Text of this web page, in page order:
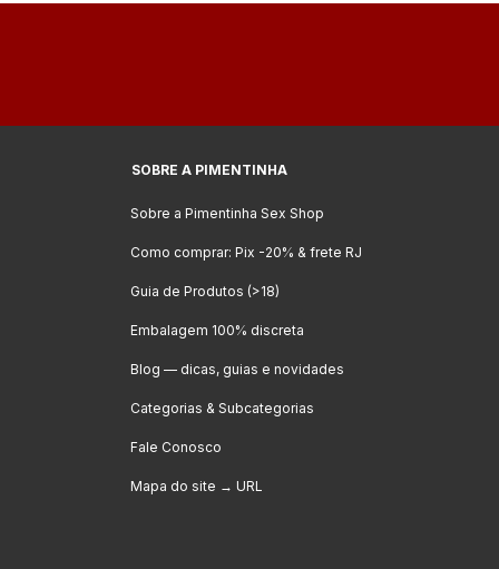
SOBRE A PIMENTINHA
Sobre a Pimentinha Sex Shop
Como comprar: Pix -20% & frete RJ
Guia de Produtos (>18)
Embalagem 100% discreta
Blog — dicas, guias e novidades
Categorias & Subcategorias
Fale Conosco
Mapa do site → URL